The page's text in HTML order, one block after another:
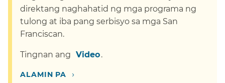
direktang naghahatid ng mga programa ng
tulong at iba pang serbisyo sa mga San
Franciscan.​​
Tingnan ang ​​ Video​​.​​
ALAMIN PA​​ ›​​